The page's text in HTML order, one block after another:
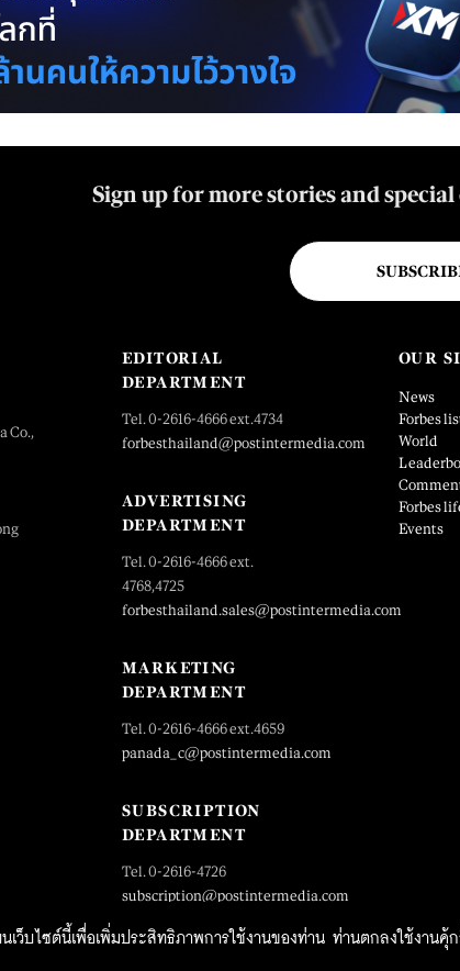
เว็บไซต์นี้เพื่อเพิ่มประสิทธิภาพการใช้งานของท่าน ท่านตกลงใช้งานคุ้ก
Sign up for more stories and
Co.,
EDITORIAL
DEPARTMENT
Tel. 0-2616-4666 ext.4734
forbesthailand@postintermedia.com
ADVERTISING
DEPARTMENT
Tel. 0-2616-4666 ext.
4768,4725
forbesthailand.sales@postintermedia.com
MARKETING
DEPARTMENT
Tel. 0-2616-4666 ext.4659
panada_c@postintermedia.com
SUBSCRIPTION
DEPARTMENT
Tel. 0-2616-4726
subscription@postintermedia.com
OUR
News
Forbes
World
Forbes
Events